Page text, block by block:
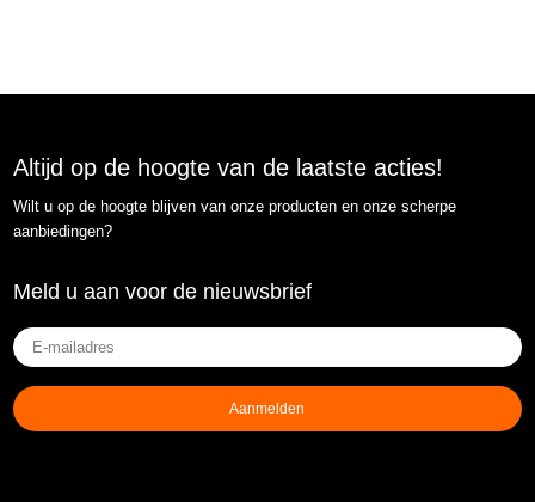
Altijd op de hoogte van de laatste acties!
Wilt u op de hoogte blijven van onze producten en onze scherpe
aanbiedingen?
Meld u aan voor de nieuwsbrief
E-
mailadres(Vereist)
Aanmelden